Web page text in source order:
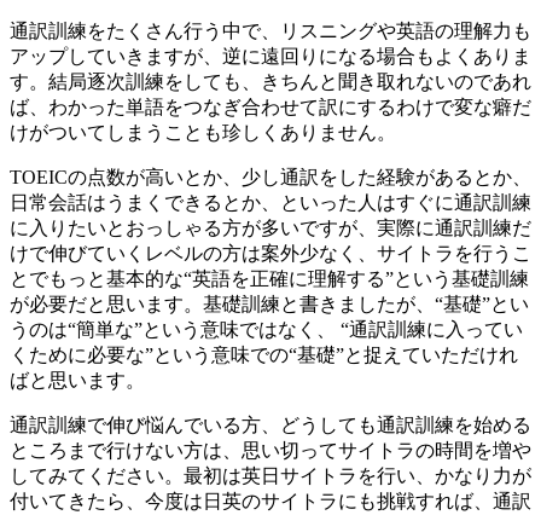
通訳訓練をたくさん行う中で、リスニングや英語の理解力も
アップしていきますが、逆に遠回りになる場合もよくありま
す。結局逐次訓練をしても、きちんと聞き取れないのであれ
ば、わかった単語をつなぎ合わせて訳にするわけで変な癖だ
けがついてしまうことも珍しくありません。
TOEICの点数が高いとか、少し通訳をした経験があるとか、
日常会話はうまくできるとか、といった人はすぐに通訳訓練
に入りたいとおっしゃる方が多いですが、実際に通訳訓練だ
けで伸びていくレベルの方は案外少なく、サイトラを行うこ
とでもっと基本的な“英語を正確に理解する”という基礎訓練
が必要だと思います。基礎訓練と書きましたが、“基礎”とい
うのは“簡単な”という意味ではなく、 “通訳訓練に入ってい
くために必要な”という意味での“基礎”と捉えていただけれ
ばと思います。
通訳訓練で伸び悩んでいる方、どうしても通訳訓練を始める
ところまで行けない方は、思い切ってサイトラの時間を増や
してみてください。最初は英日サイトラを行い、かなり力が
付いてきたら、今度は日英のサイトラにも挑戦すれば、通訳